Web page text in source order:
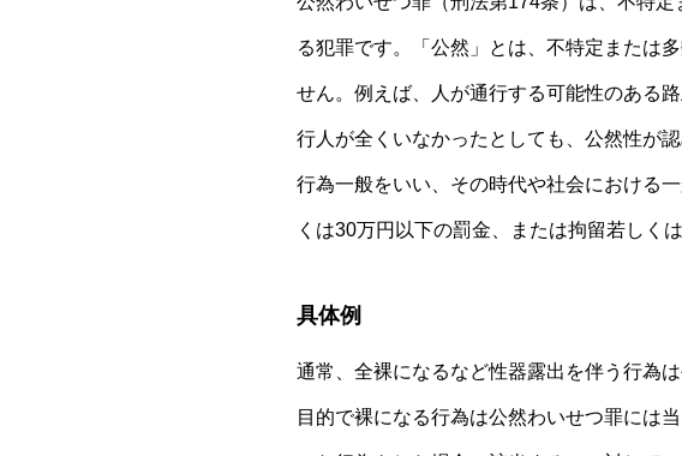
る犯罪です。「公然」とは、不特定または
せん。例えば、人が通行する可能性のある
行人が全くいなかったとしても、公然性が
行為一般をいい、その時代や社会における
くは30万円以下の罰金、または拘留若しくは
具体例
通常、全裸になるなど性器露出を伴う行為
目的で裸になる行為は公然わいせつ罪には